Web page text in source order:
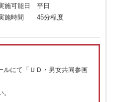
施可能日 平日
施時間 45分程度
ルにて「ＵＤ・男女共同参画